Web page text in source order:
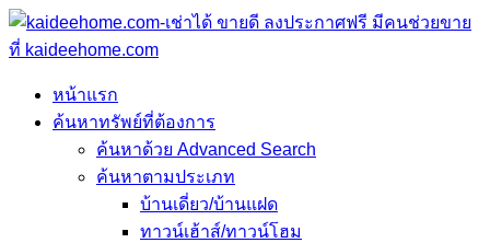
หน้าแรก
ค้นหาทรัพย์ที่ต้องการ
ค้นหาด้วย Advanced Search
ค้นหาตามประเภท
บ้านเดี่ยว/บ้านแฝด
ทาวน์เฮ้าส์/ทาวน์โฮม